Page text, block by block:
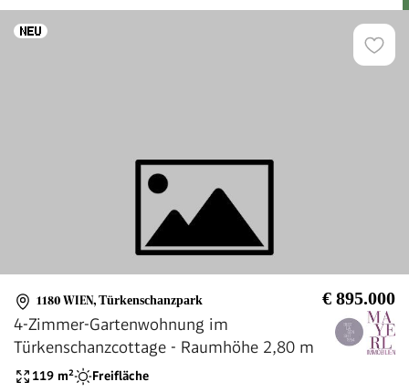
1180 WIEN, Türkenschanzpark € 895.000
4-Zimmer-Gartenwohnung im
Türkenschanzcottage - Raumhöhe 2,80 m
119 m² Freifläche